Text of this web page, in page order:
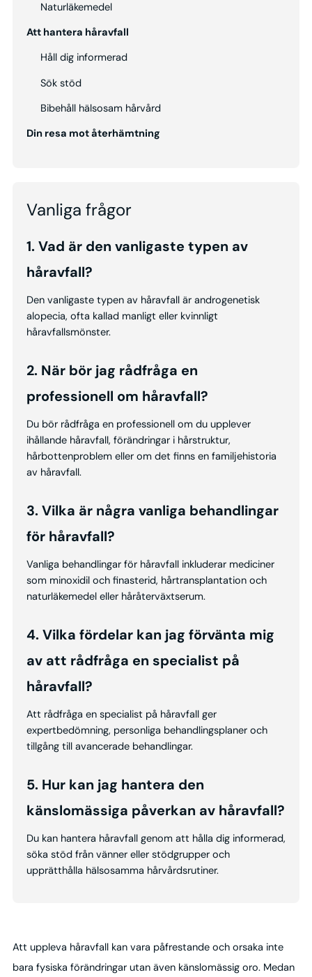
Naturläkemedel
Att hantera håravfall
Håll dig informerad
Sök stöd
Bibehåll hälsosam hårvård
Din resa mot återhämtning
Vanliga frågor
1. Vad är den vanligaste typen av
håravfall?
Den vanligaste typen av håravfall är androgenetisk
alopecia, ofta kallad manligt eller kvinnligt
håravfallsmönster.
2. När bör jag rådfråga en
professionell om håravfall?
Du bör rådfråga en professionell om du upplever
ihållande håravfall, förändringar i hårstruktur,
hårbottenproblem eller om det finns en familjehistoria
av håravfall.
3. Vilka är några vanliga behandlingar
för håravfall?
Vanliga behandlingar för håravfall inkluderar mediciner
som minoxidil och finasterid, hårtransplantation och
naturläkemedel eller håråterväxtserum.
4. Vilka fördelar kan jag förvänta mig
av att rådfråga en specialist på
håravfall?
Att rådfråga en specialist på håravfall ger
expertbedömning, personliga behandlingsplaner och
tillgång till avancerade behandlingar.
5. Hur kan jag hantera den
känslomässiga påverkan av håravfall?
Du kan hantera håravfall genom att hålla dig informerad,
söka stöd från vänner eller stödgrupper och
upprätthålla hälsosamma hårvårdsrutiner.
Att uppleva håravfall kan vara påfrestande och orsaka inte
bara fysiska förändringar utan även känslomässig oro. Medan